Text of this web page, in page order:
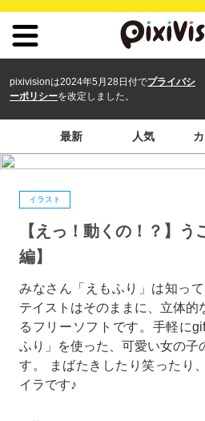
pixivisionは2024年5月28日付でプライバシ
ーポリシーを改定しました。
最新 人気
イラスト
【えっ！動くの！？】
編】
みなさん「えもふり」は知っ
テイストはそのままに、立体的
るフリーソフトです。手軽に
ふり」を使った、可愛い女の子
す。 まばたきしたり笑ったり
イラです♪